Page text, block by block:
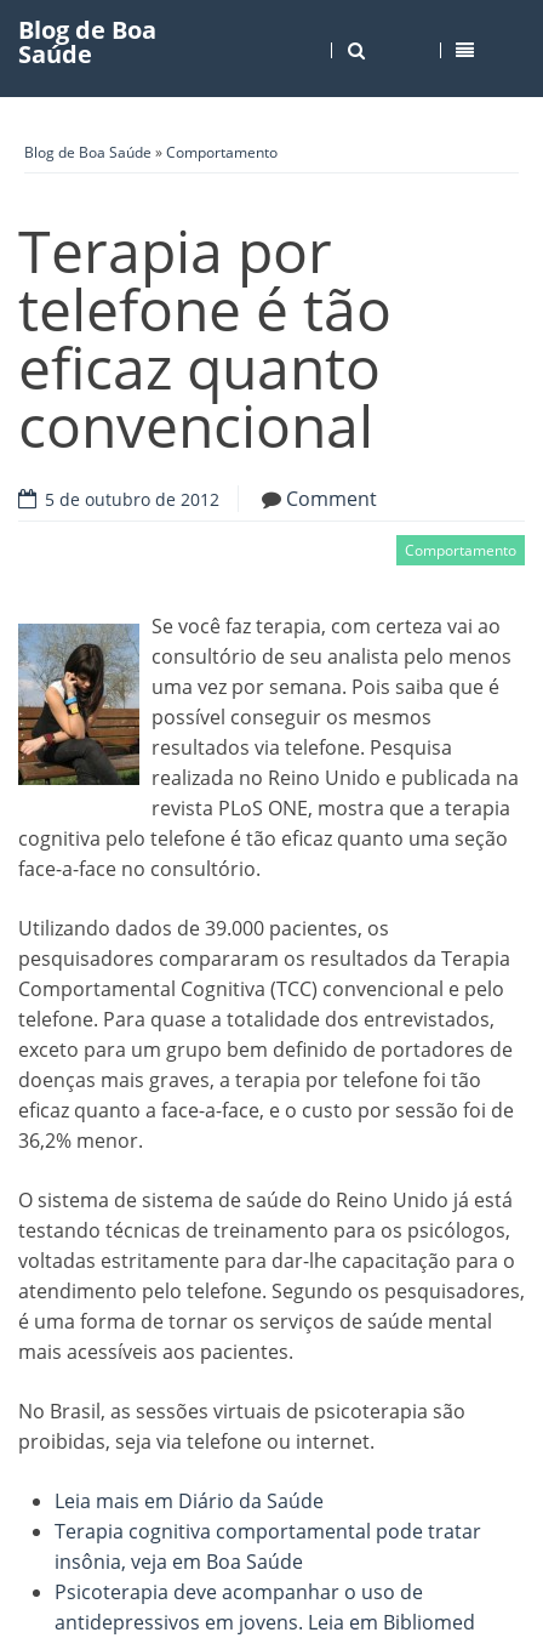
Blog de Boa
Saúde
Blog de Boa Saúde »Comportamento
Terapia por
telefone é tão
eficaz quanto
convencional
5 de outubro de 2012 Comment
Comportamento
Se você faz terapia, com certeza vai ao
consultório de seu analista pelo menos
uma vez por semana. Pois saiba que é
possível conseguir os mesmos
resultados via telefone. Pesquisa
realizada no Reino Unido e publicada na
revista PLoS ONE, mostra que a terapia
cognitiva pelo telefone é tão eficaz quanto uma seção
face-a-face no consultório.
Utilizando dados de 39.000 pacientes, os
pesquisadores compararam os resultados da Terapia
Comportamental Cognitiva (TCC) convencional e pelo
telefone. Para quase a totalidade dos entrevistados,
exceto para um grupo bem definido de portadores de
doenças mais graves, a terapia por telefone foi tão
eficaz quanto a face-a-face, e o custo por sessão foi de
36,2% menor.
O sistema de sistema de saúde do Reino Unido já está
testando técnicas de treinamento para os psicólogos,
voltadas estritamente para dar-lhe capacitação para o
atendimento pelo telefone. Segundo os pesquisadores,
é uma forma de tornar os serviços de saúde mental
mais acessíveis aos pacientes.
No Brasil, as sessões virtuais de psicoterapia são
proibidas, seja via telefone ou internet.
Leia mais em Diário da Saúde
Terapia cognitiva comportamental pode tratar
insônia, veja em Boa Saúde
Psicoterapia deve acompanhar o uso de
antidepressivos em jovens. Leia em Bibliomed